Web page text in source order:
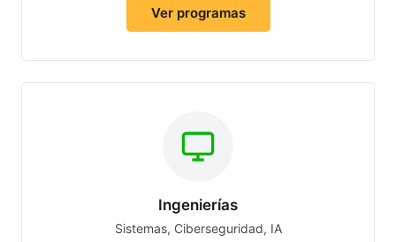
Ver programas
Ingenierías
Sistemas, Ciberseguridad, IA